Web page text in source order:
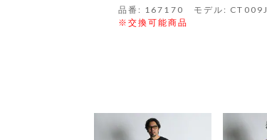
品番: 167170 モデル: CT009J
※交換可能商品